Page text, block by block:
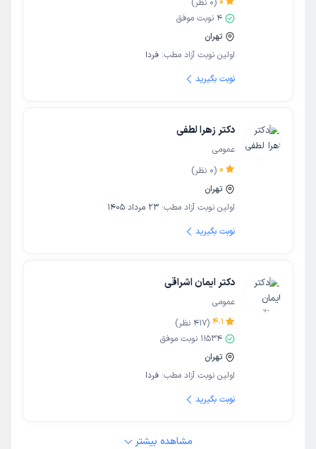
(
0 نظر)
4 نوبت موفق
تهران
اولین نوبت آزاد مطب: فردا
نوبت بگیرید
دکتر زهرا لطفی
عمومی
0
(
0 نظر)
تهران
اولین نوبت آزاد مطب: 23 مرداد 1405
نوبت بگیرید
دکتر ایمان اشراقی
عمومی
4.1
(
417 نظر)
11534 نوبت موفق
تهران
اولین نوبت آزاد مطب: فردا
نوبت بگیرید
مشاهده بیشتر